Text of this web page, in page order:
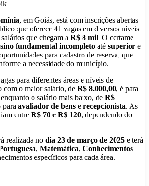
, em Goiás, está com inscrições abertas
que oferece 41 vagas em diversos níveis
que chegam a R$ 8 mil. O certame
fundamental incompleto até superior e
para cadastro de reserva, que
a necessidade do município.
para diferentes áreas e níveis de
com o maior salário, de R$ 8.000,00, é para
enquanto o salário mais baixo, de R$
para avaliador de bens e recepcionista. As
entre R$ 70 e R$ 120, dependendo do
realizada no dia 23 de março de 2025 e terá
, Matemática, Conhecimentos
específicos para cada área.